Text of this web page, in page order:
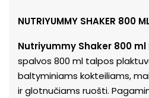
NUTRIYUMMY SHAKER 800
Nutriyummy Shaker 800 ml
spalvos 800 ml talpos
baltyminiams kokteiliams,
ir glotnučiams ruošti.